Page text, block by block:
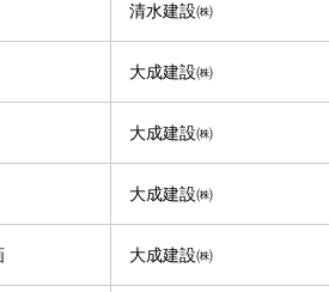
清水建設㈱
大成建設㈱
大成建設㈱
大成建設㈱
大成建設㈱